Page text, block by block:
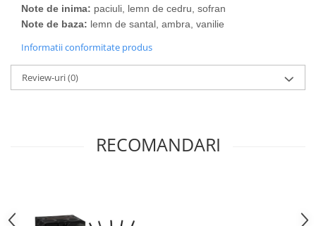
Note de inima: paciuli, lemn de cedru, sofran
Note de baza: lemn de santal, ambra, vanilie
Informatii conformitate produs
Review-uri(0)
RECOMANDARI